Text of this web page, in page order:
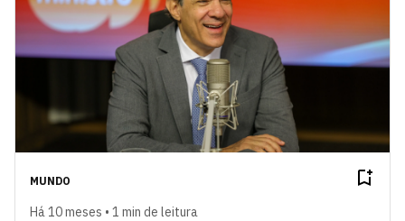
MUNDO
Há 10 meses • 1 min de leitura